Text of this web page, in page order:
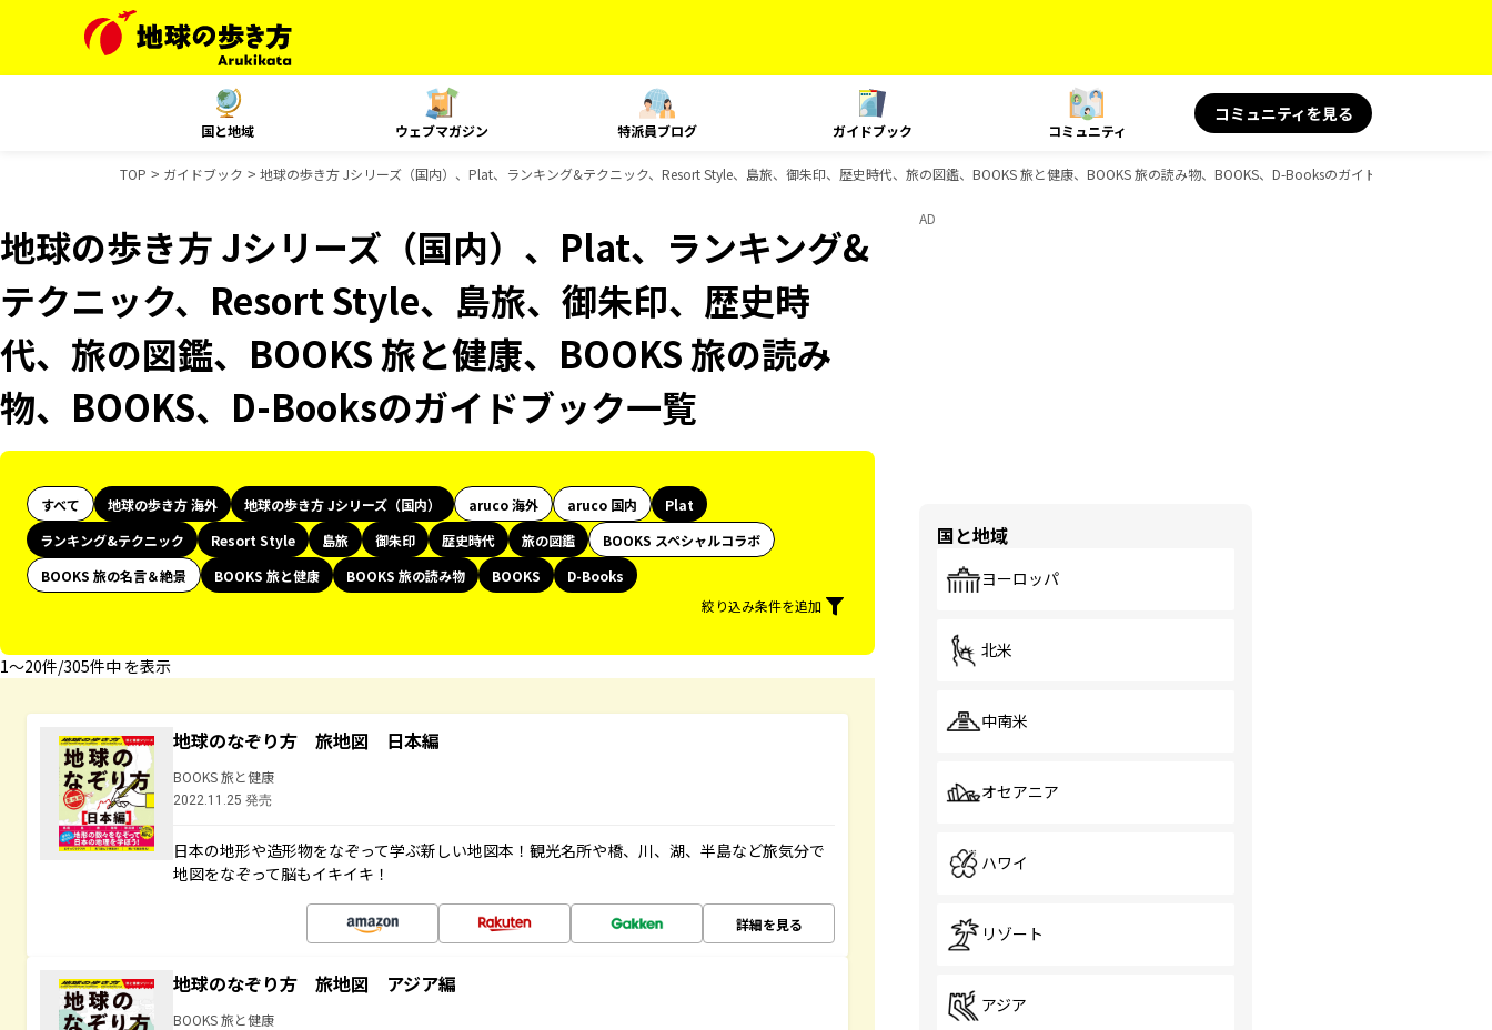
国と地域 ウェブマガジン 特派員ブログ ガイドブック コミュニティ
コミュニティを見る
TOP ガイドブック 地球の歩き方 Jシリーズ（国内）、Plat、ランキング&テクニック、Resort Style、島旅、御朱印、歴史時代、旅の図鑑、BOOKS 旅と健康、BOOKS 旅の読み物、BOOKS、D-Booksのガイドブック一覧
地球の歩き方 Jシリーズ（国内）、Plat、ランキング&
テクニック、Resort Style、島旅、御朱印、歴史時
代、旅の図鑑、BOOKS 旅と健康、BOOKS 旅の読み
物、BOOKS、D-Booksのガイドブック一覧
すべて 地球の歩き方 海外 地球の歩き方 Jシリーズ（国内） aruco 海外 aruco 国内
Plat
ランキング&テクニック
Resort Style 島旅 御朱印 歴史時代 旅の図鑑
BOOKS スペシャルコラボ
BOOKS 旅の名言＆絶景
BOOKS 旅と健康 BOOKS 旅の読み物 BOOKS
D-Books
絞り込み条件を追加
1〜20件/305件中 を表示
地球のなぞり方 旅地図 日本編
BOOKS 旅と健康
2022.11.25 発売
日本の地形や造形物をなぞって学ぶ新しい地図本！観光名所や橋、川、湖、半島など旅気分で
地図をなぞって脳もイキイキ！
詳細を見る
地球のなぞり方 旅地図 アジア編
BOOKS 旅と健康
AD
国と地域
ヨーロッパ
北米
中南米
オセアニア
ハワイ
リゾート
アジア